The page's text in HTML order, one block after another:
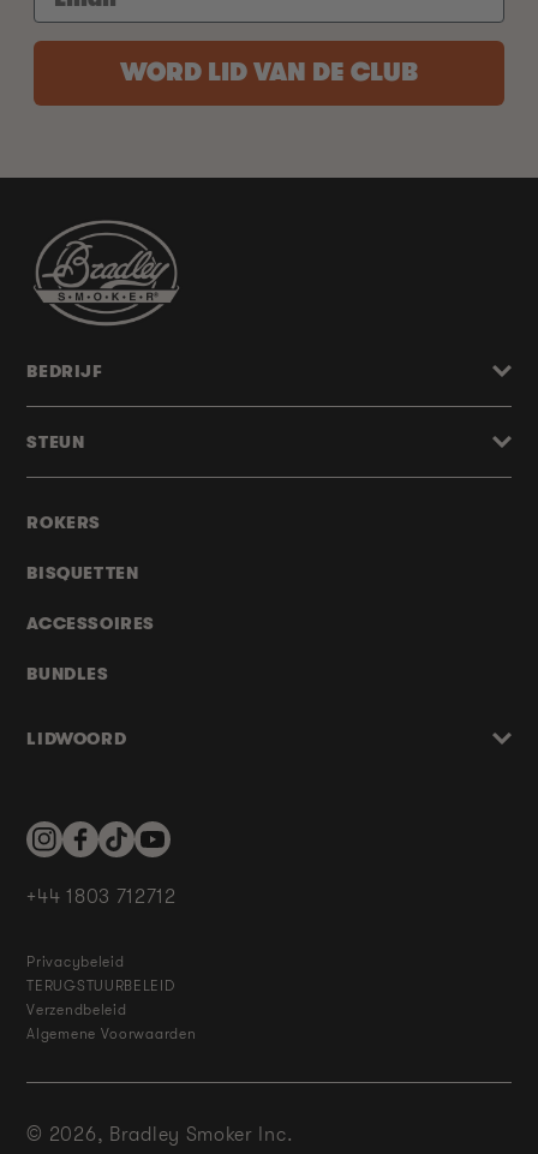
WORD LID VAN DE CLUB
ROKERS
BISQUETTEN
ACCESSOIRES
BUNDLES
LIDWOORD
BEDRIJF
STEUN
InstagramFacebookTikTokYouTube
+44 1803 712712
Privacybeleid
TERUGSTUURBELEID
Verzendbeleid
Algemene Voorwaarden
© 2026, Bradley Smoker Inc.